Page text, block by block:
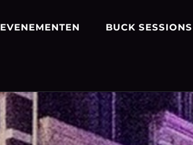
EVENEMENTEN BUCK SESSIONS